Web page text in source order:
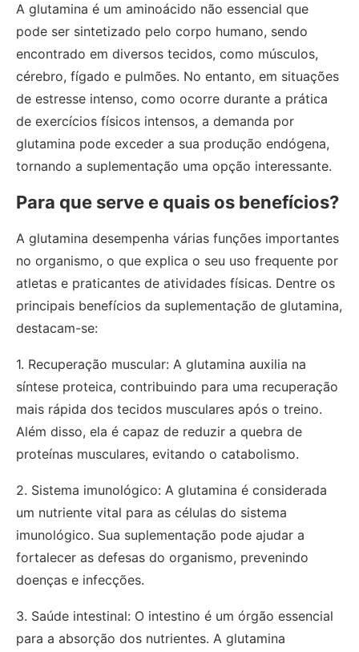
A glutamina é um aminoácido não essencial que
pode ser sintetizado pelo corpo humano, sendo
encontrado em diversos tecidos, como músculos,
cérebro, fígado e pulmões. No entanto, em situações
de estresse intenso, como ocorre durante a prática
de exercícios físicos intensos, a demanda por
glutamina pode exceder a sua produção endógena,
tornando a suplementação uma opção interessante.
Para que serve e quais os benefícios?
A glutamina desempenha várias funções importantes
no organismo, o que explica o seu uso frequente por
atletas e praticantes de atividades físicas. Dentre os
principais benefícios da suplementação de glutamina,
destacam-se:
1. Recuperação muscular: A glutamina auxilia na
síntese proteica, contribuindo para uma recuperação
mais rápida dos tecidos musculares após o treino.
Além disso, ela é capaz de reduzir a quebra de
proteínas musculares, evitando o catabolismo.
2. Sistema imunológico: A glutamina é considerada
um nutriente vital para as células do sistema
imunológico. Sua suplementação pode ajudar a
fortalecer as defesas do organismo, prevenindo
doenças e infecções.
3. Saúde intestinal: O intestino é um órgão essencial
para a absorção dos nutrientes. A glutamina